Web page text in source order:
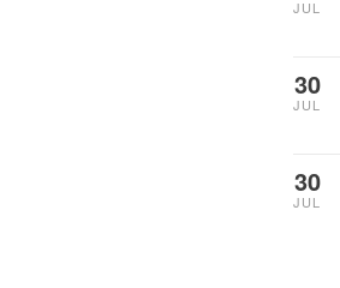
JUL
30
JUL
30
JUL